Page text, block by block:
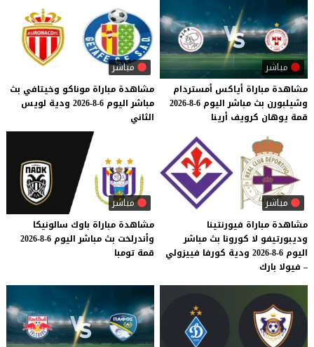
مباشر
مشاهدة مباراة أياكس أمستردام
وشيلبورن بث مباشر اليوم 6-8-2026
قمة يوهان كرويف أرينا
مباشر
مشاهدة مباراة موناكو وخيتافي بث
مباشر اليوم 6-8-2026 ودية لويس
الثاني
مباشر
مشاهدة مباراة فيورنتينا
وديبورتيفو لا كورونا بث مباشر
اليوم 6-8-2026 ودية كورفا فييزولي
– فيولا بارك
مباشر
مشاهدة مباراة باوك سالونيكا
وأندرلخت بث مباشر اليوم 6-8-2026
قمة تومبا